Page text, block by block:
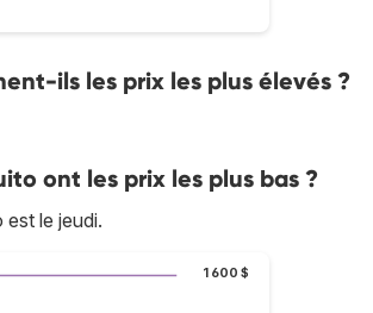
ils les prix les plus élevés ?
ont les prix les plus bas ?
est le jeudi.
1 600 $